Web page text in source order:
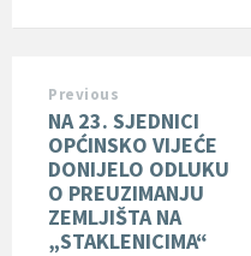
Previous
NA 23. SJEDNICI
OPĆINSKO VIJEĆE
DONIJELO ODLUKU
O PREUZIMANJU
ZEMLJIŠTA NA
„STAKLENICIMA“